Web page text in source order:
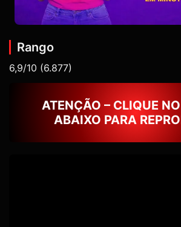
Rango
6,9/10 (6.877)
ATENÇÃO – CLIQUE
ABAIXO PARA